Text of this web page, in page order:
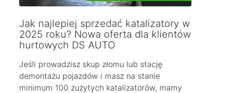
Jak najlepiej sprzedać katalizatory w
2025 roku? Nowa oferta dla klientów
hurtowych DS AUTO
Jeśli prowadzisz skup złomu lub stację
demontażu pojazdów i masz na stanie
minimum 100 zużytych katalizatorów, mamy